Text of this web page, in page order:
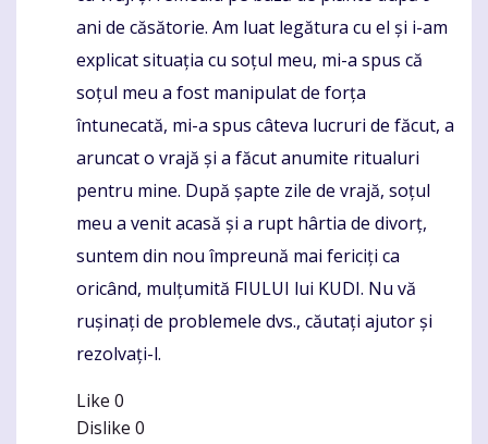
ani de căsătorie. Am luat legătura cu el și i-am
explicat situația cu soțul meu, mi-a spus că
soțul meu a fost manipulat de forța
întunecată, mi-a spus câteva lucruri de făcut, a
aruncat o vrajă și a făcut anumite ritualuri
pentru mine. După șapte zile de vrajă, soțul
meu a venit acasă și a rupt hârtia de divorț,
suntem din nou împreună mai fericiți ca
oricând, mulțumită FIULUI lui KUDI. Nu vă
rușinați de problemele dvs., căutați ajutor și
rezolvați-l.
Like 0
Dislike 0